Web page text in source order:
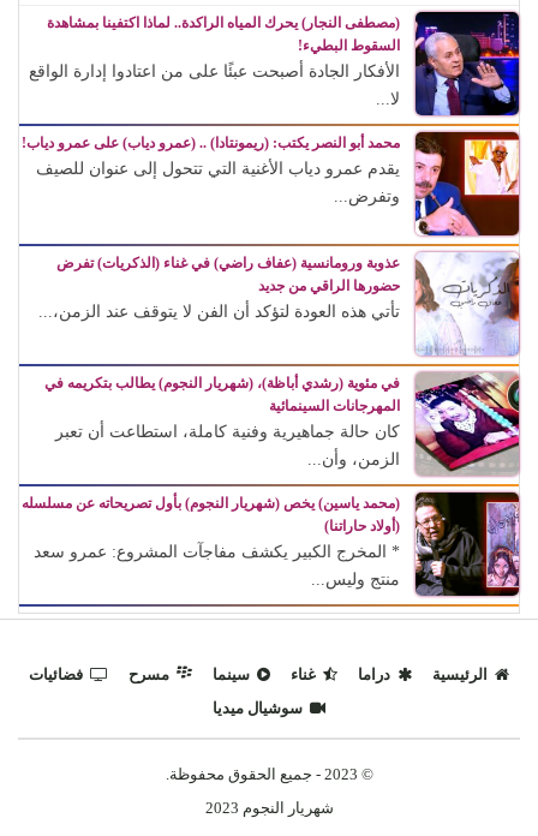
(مصطفى النجار) يحرك المياه الراكدة.. لماذا اكتفينا بمشاهدة
السقوط البطيء!
الأفكار الجادة أصبحت عبئًا على من اعتادوا إدارة الواقع
لا...
محمد أبو النصر يكتب: (ريمونتادا) .. (عمرو دياب) على عمرو دياب!
يقدم عمرو دياب الأغنية التي تتحول إلى عنوان للصيف
وتفرض...
عذوبة ورومانسية (عفاف راضي) في غناء (الذكريات) تفرض
حضورها الراقي من جديد
تأتي هذه العودة لتؤكد أن الفن لا يتوقف عند الزمن،...
في مئوية (رشدي أباظة)، (شهريار النجوم) يطالب بتكريمه في
المهرجانات السينمائية
كان حالة جماهيرية وفنية كاملة، استطاعت أن تعبر
الزمن، وأن...
(محمد ياسين) يخص (شهريار النجوم) بأول تصريحاته عن مسلسله
(أولاد حاراتنا)
* المخرج الكبير يكشف مفاجآت المشروع: عمرو سعد
منتج وليس...
الرئيسية دراما غناء سينما مسرح
فضائيات
سوشيال ميديا
© 2023 - جميع الحقوق محفوظة.
شهريار النجوم 2023